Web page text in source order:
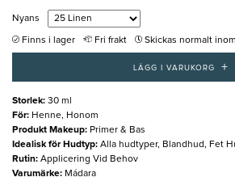
Nyans
Finns i lager Fri frakt Skickas normalt
LÄGG I VARUKORG +
Storlek: 30 ml
För: Henne, Honom
Produkt Makeup: Primer & Bas
Idealisk för Hudtyp: Alla hudtyper, Blandhud, Fet
Rutin: Applicering Vid Behov
Varumärke: Mádara